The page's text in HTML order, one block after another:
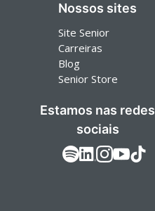
Nossos sites
Site Senior
Carreiras
Blog
Senior Store
Estamos nas redes
sociais